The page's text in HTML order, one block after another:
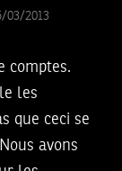
03/2013
comptes.
les
que ceci se
avons